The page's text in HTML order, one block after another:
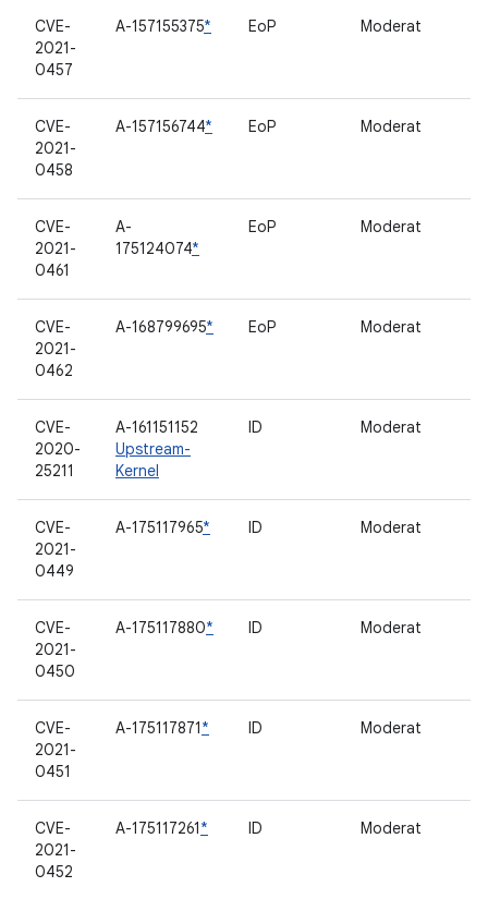
CVE-
2021-
0457
A-157155375* EoP Moderat
CVE-
2021-
0458
A-157156744* EoP Moderat
CVE-
2021-
0461
A-
175124074*
EoP Moderat
CVE-
2021-
0462
A-168799695* EoP Moderat
CVE-
2020-
25211
A-161151152
Upstream-
Kernel
ID Moderat
CVE-
2021-
0449
A-175117965* ID Moderat
CVE-
2021-
0450
A-175117880* ID Moderat
CVE-
2021-
0451
A-175117871* ID Moderat
CVE-
2021-
0452
A-175117261* ID Moderat